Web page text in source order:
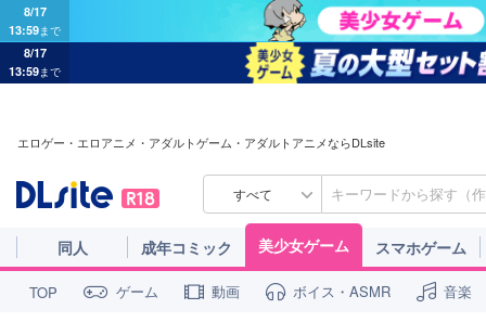
8/17
13:59まで
8/17
13:59まで
エロゲー・エロアニメ・アダルトゲーム・アダルトアニメならDLsite
すべて
同人 成年コミック 美少女ゲーム スマホゲーム
TOP ゲーム 動画 ボイス・ASMR 音楽